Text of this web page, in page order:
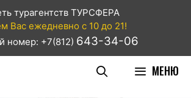
турагентств ТУРСФЕРА
Вас ежедневно с 10 до 21!
номер: +7(812) 643-34-06
МЕНЮ